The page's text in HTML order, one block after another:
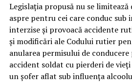
Legislația propusă nu se
aspre pentru cei care conduc
interzise și provoacă accidente
și modificări ale Codului rutier
anularea permisului de
accident soldat cu pierderi de
un șofer aflat sub influența